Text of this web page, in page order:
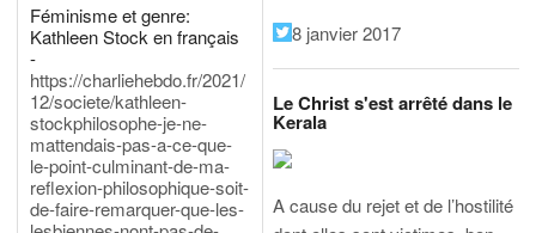
Féminisme et genre:
Kathleen Stock en français
-
https://charliehebdo.fr/2021/
12/societe/kathleen-
stockphilosophe-je-ne-
mattendais-pas-a-ce-que-
le-point-culminant-de-ma-
reflexion-philosophique-soit-
de-faire-remarquer-que-les-
8 janvier 2017
Le Christ s'est arrêté dans le
Kerala
A cause du rejet et de l’hostilité